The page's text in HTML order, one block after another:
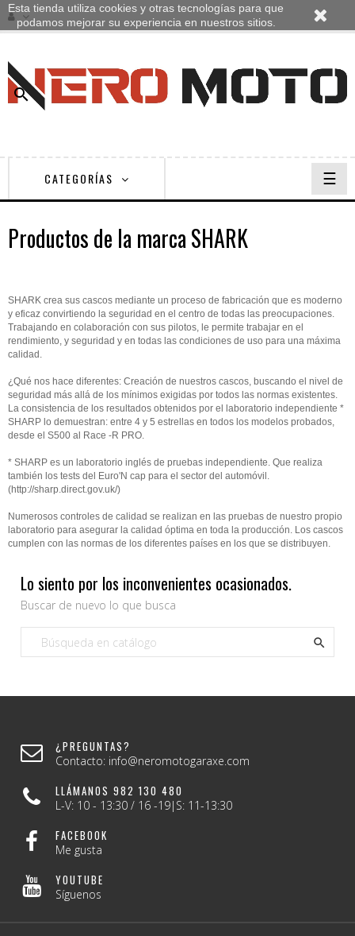

CATEGORÍAS
de
☰
Productos de la marca SHARK
SHARK crea sus cascos mediante un proceso de fabricación que es moderno
y eficaz convirtiendo la seguridad en el centro de todas las preocupaciones.
Trabajando en colaboración con sus pilotos, le permite trabajar en el
rendimiento, y seguridad y en todas las condiciones de uso para una máxima
calidad.
¿Qué nos hace diferentes: Creación de nuestros cascos, buscando el nivel de
seguridad más allá de los mínimos exigidas por todos las normas existentes.
La consistencia de los resultados obtenidos por el laboratorio independiente *
SHARP lo demuestran: entre 4 y 5 estrellas en todos los modelos probados,
desde el S500 al Race -R PRO.
* SHARP es un laboratorio inglés de pruebas independiente. Que realiza
también los tests del Euro'N cap para el sector del automóvil.
(http://sharp.direct.gov.uk/)
Numerosos controles de calidad se realizan en las pruebas de nuestro propio
laboratorio para asegurar la calidad óptima en toda la producción. Los cascos
cumplen con las normas de los diferentes países en los que se distribuyen.
Lo siento por los inconvenientes ocasionados.
Buscar de nuevo lo que busca

¿PREGUNTAS?
Contacto: info@neromotogaraxe.com
LLÁMANOS 982 130 480
L-V: 10 - 13:30 / 16 -19|S: 11-13:30
FACEBOOK
Me gusta
YOUTUBE
Síguenos
Esta tienda utiliza cookies y otras tecnologías para que
podamos mejorar su experiencia en nuestros sitios.